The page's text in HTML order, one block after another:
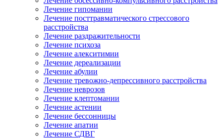
Лечение гипомании
Лечение посттравматического стрессового
расстройства
Лечение раздражительности
Лечение психоза
Лечение алекситимии
Лечение дереализации
Лечение абулии
Лечение тревожно-депрессивного расстройства
Лечение неврозов
Лечение клептомании
Лечение астении
Лечение бессонницы
Лечение апатии
Лечение СДВГ